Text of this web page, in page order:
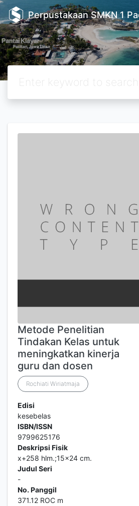
Perpustakaan SMKN 1
Metode Penelitian
Tindakan Kelas untuk
meningkatkan kinerja
guru dan dosen
Rochiati Wiriatmaja
Edisi
kesebelas
ISBN/ISSN
9799625176
Deskripsi Fisik
x+258 hlm.;15x24 cm.
Judul Seri
-
No. Panggil
371.12 ROC m